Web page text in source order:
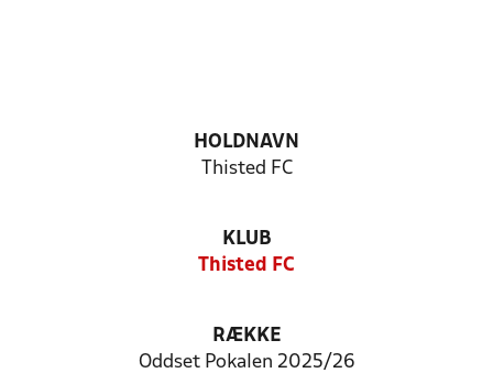
HOLDNAVN
Thisted FC
KLUB
Thisted FC
RÆKKE
Oddset Pokalen 2025/26